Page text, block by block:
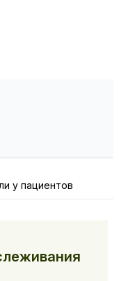
у пациентов